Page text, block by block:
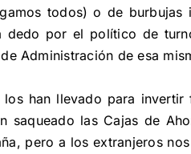
todos) o de burbujas
por el político de
Administración de esa
han llevado para invertir
las Cajas de
pero a los extranjeros